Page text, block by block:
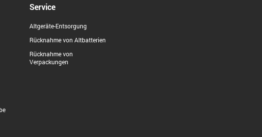
Service
Altgeräte-Entsorgung
Rücknahme von Altbatterien
Rücknahme von
Verpackungen